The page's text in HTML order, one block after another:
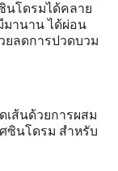
นโดรมได้คลาย
มานาน ได้ผ่อน
ยลดการปวดบวม
เส้นด้วยการผสม
ซินโดรม สำหรับ